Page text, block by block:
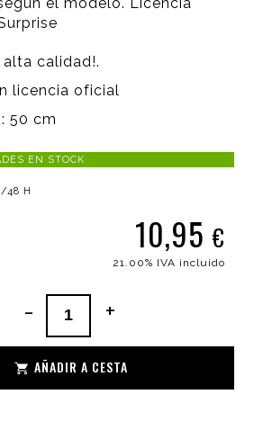
calidad!.
licencia oficial
50 cm
EN STOCK
48 H
10,95 €
21.00% IVA incluido
- +
AÑADIR A CESTA